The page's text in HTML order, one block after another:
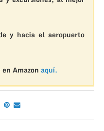
y hacia el aeropuerto
Amazon aquí.